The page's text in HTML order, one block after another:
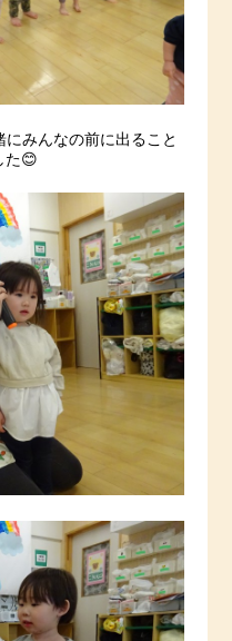
にみんなの前に出ること
た😊